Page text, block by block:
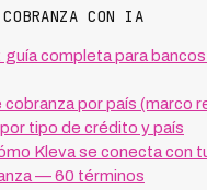
CON IA
guía completa para
por país (marco
tipo de crédito y país
Kleva se conecta con
— 60 términos